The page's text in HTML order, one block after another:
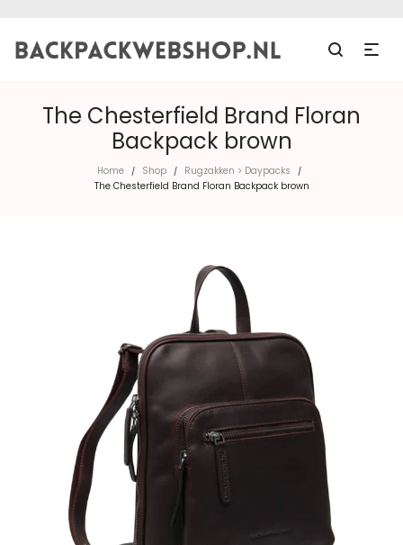
The Chesterfield Brand Floran
Backpack brown
Home / Shop / Rugzakken > Daypacks /
The Chesterfield Brand Floran Backpack brown